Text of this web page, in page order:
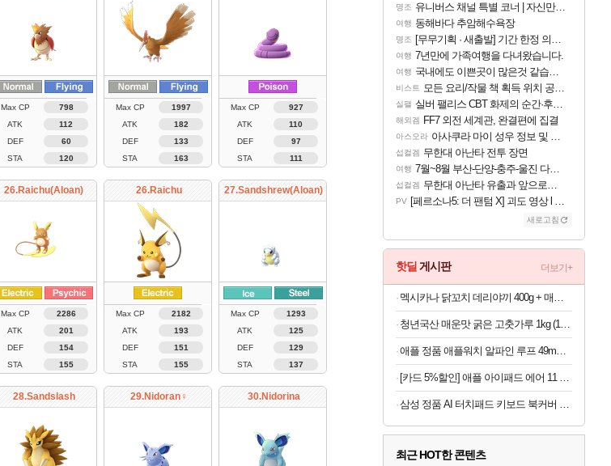
Max CP
798
ATK
112
DEF
60
STA
120
Max CP
1997
ATK
182
DEF
133
STA
163
Max CP
927
ATK
110
DEF
97
STA
111
26.Raichu(Aloan)
Max CP
2286
ATK
201
DEF
154
STA
155
26.Raichu
Max CP
2182
ATK
193
DEF
151
STA
155
27.Sandshrew(Aloan)
Max CP
1293
ATK
125
DEF
129
STA
137
28.Sandslash 29.Nidoran♀ 30.Nidorina
명조 유니버스 채널 특별 코너 | 자신만의 스타일
여행 동해바다 추암해수욕장
명조 [무무기획 · 새출발] 기간 한정 의뢰 이벤트
여행 7년만에 가족여행을 다녀왔습니다.
여행 국내에도 이쁜곳이 많은것 같습니다
비스트 모든 요리/작물 책 획득 위치 공략 (36개) - 미식가 도전과제
실팰 실버 팰리스 CBT 화제의 순간·후기 모음
해외겜 FF7 외전 세계관, 완결편에 집결
아스오라 아사쿠라 마이 성우 정보 및 주요 필모
섭컬겜 무한대 아난타 전투 장면
여행 7월~8월 부산-단양-충주-울진 다녀왔어요~
섭컬겜 무한대 아난타 유출과 앞으로의 예상 (루머)
PV [페르소나5: 더 팬텀 X] 괴도 영상 l 타카마키 안·댄싱 스타
새로고침
핫딜 게시판 더보기+
멕시카나 닭꼬치 데리야끼 400g + 매콤숯불 450g (100g당 2,410원)
청년국산 매운맛 굵은 고춧가루 1kg (100g당 2,280원)
애플 정품 애플워치 알파인 루프 49mm 블랙 티타늄 마감, M, 라이트 블루
[카드 5%할인] 애플 아이패드 에어 11 M4 WiFi 스페이스 그레이, 128GB, WiFi전용
삼성 정품 AI 터치패드 키보드 북커버 케이스 그레이, 갤럭시 탭 S11 울트라
최근 HOT한 콘텐츠